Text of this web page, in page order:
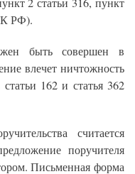
РФ).
быть совершен в
влечет ничтожность
162 и статья 362
считается
поручителя
Письменная форма